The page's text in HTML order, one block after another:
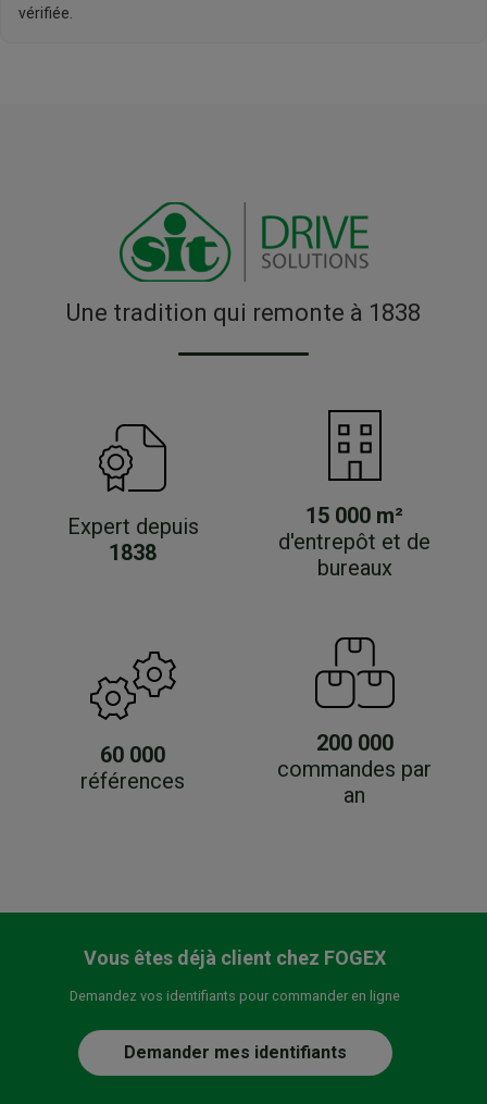
vérifiée.
Une tradition qui remonte à 1838
Expert depuis
1838
15 000 m²
d'entrepôt et de
bureaux
60 000
références
200 000
commandes par
an
Vous êtes déjà client chez FOGEX
Demandez vos identifiants pour commander en ligne
Demander mes identifiants